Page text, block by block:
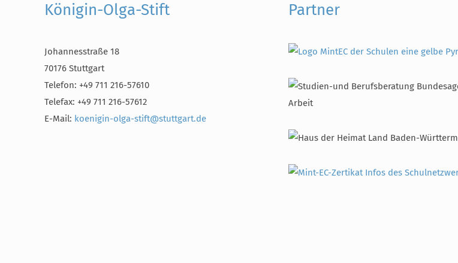
Königin-Olga-Stift
Johannesstraße 18
70176 Stuttgart
Telefon: +49 711 216-57610
Telefax: +49 711 216-57612
E-Mail: koenigin-olga-stift@stuttgart.de
Partner